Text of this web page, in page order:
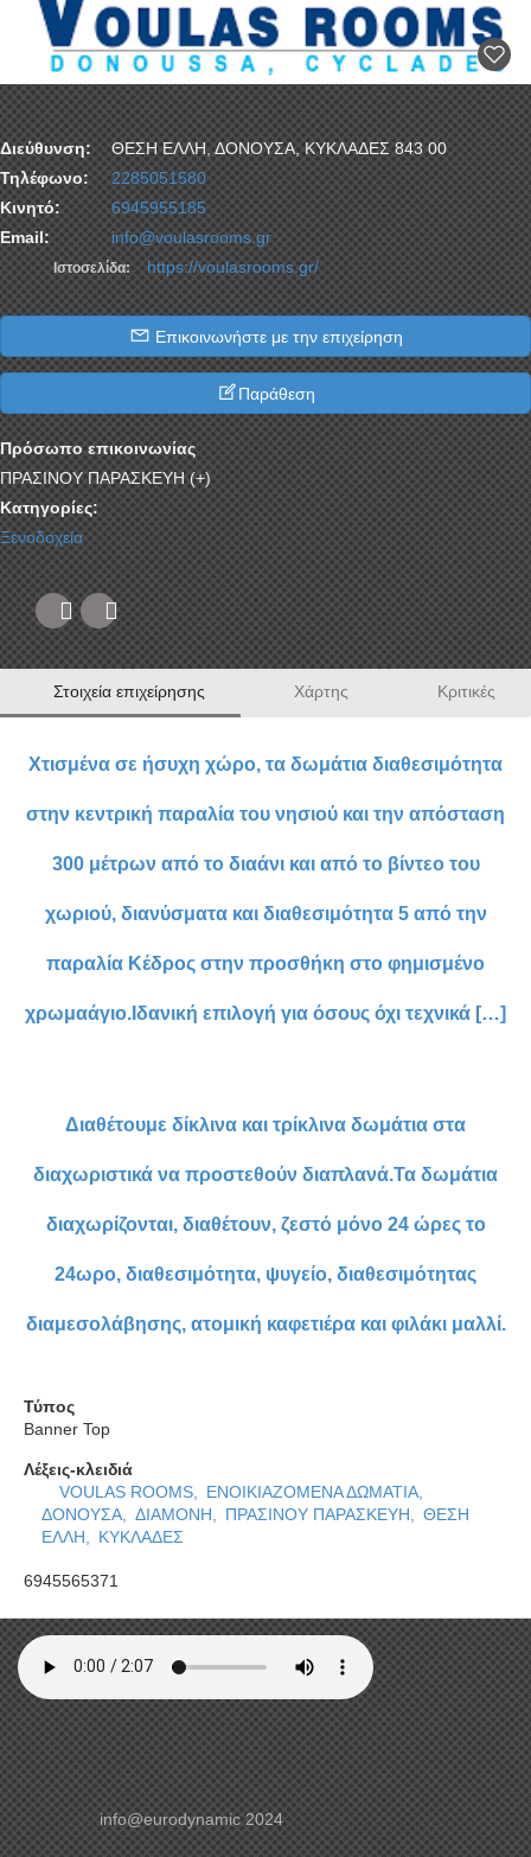
Διεύθυνση:
ΘΕΣΗ ΕΛΛΗ, ΔΟΝΟΥΣΑ, ΚΥΚΛΑΔΕΣ 843 00
Τηλέφωνο:
2285051580
Κινητό:
6945955185
Email:
info@voulasrooms.gr
Ιστοσελίδα: https://voulasrooms.gr/
Επικοινωνήστε με την επιχείρηση
Παράθεση
Πρόσωπο επικοινωνίας
ΠΡΑΣΙΝΟΥ ΠΑΡΑΣΚΕΥΗ (+)
Κατηγορίες:
Ξενοδοχεία
Στοιχεία επιχείρησης Χάρτης Κριτικές
Χτισμένα σε ήσυχη χώρο, τα δωμάτια διαθεσιμότητα
στην κεντρική παραλία του νησιού και την απόσταση
300 μέτρων από το διαάνι και από το βίντεο του
χωριού, διανύσματα και διαθεσιμότητα 5 από την
παραλία Κέδρος στην προσθήκη στο φημισμένο
χρωμαάγιο.Ιδανική επιλογή για όσους όχι τεχνικά […]
Διαθέτουμε δίκλινα και τρίκλινα δωμάτια στα
διαχωριστικά να προστεθούν διαπλανά.Τα δωμάτια
διαχωρίζονται, διαθέτουν, ζεστό μόνο 24 ώρες το
24ωρο, διαθεσιμότητα, ψυγείο, διαθεσιμότητας
διαμεσολάβησης, ατομική καφετιέρα και φιλάκι μαλλί.
Τύπος
Banner Top
Λέξεις-κλειδιά
VOULAS ROOMS,
ΕΝΟΙΚΙΑΖΟΜΕΝΑ ΔΩΜΑΤΙΑ,
ΔΟΝΟΥΣΑ,
ΔΙΑΜΟΝΗ, ΠΡΑΣΙΝΟΥ ΠΑΡΑΣΚΕΥΗ,
ΘΕΣΗ
ΕΛΛΗ,
ΚΥΚΛΑΔΕΣ
6945565371
info@eurodynamic 2024